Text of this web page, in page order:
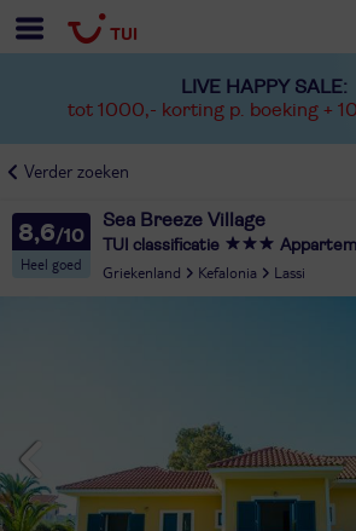
LIVE HAPPY SALE:
tot 1000,- korting p. boeking +
Verder zoeken
8,6
Heel goed
Sea Breeze Village
TUI classificatie
Griekenland Kefalonia
Lassi